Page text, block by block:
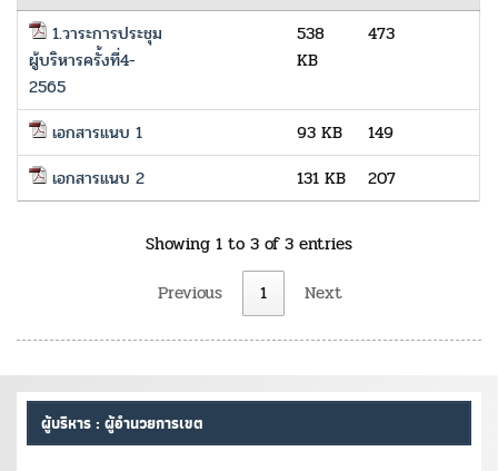
1.วาระการประชุม
ผู้บริหารครั้งที่4-
2565
538
KB
473
เอกสารแนบ 1 93 KB
149
เอกสารแนบ 2
131 KB 207
Showing 1 to 3 of 3 entries
Previous
1 Next
ผู้บริหาร : ผู้อำนวยการเขต